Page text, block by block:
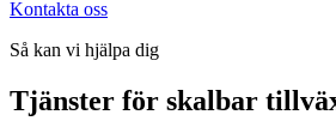
Kontakta oss
Så kan vi hjälpa dig
Tjänster för skalbar